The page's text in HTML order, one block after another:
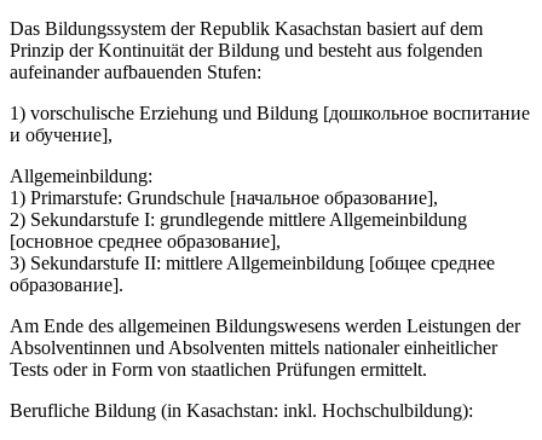
Das Bildungssystem der Republik Kasachstan basiert auf dem
Prinzip der Kontinuität der Bildung und besteht aus folgenden
aufeinander aufbauenden Stufen:
1) vorschulische Erziehung und Bildung [дошкольное воспитание
и обучение],
Allgemeinbildung:
1) Primarstufe: Grundschule [начальное образование],
2) Sekundarstufe I: grundlegende mittlere Allgemeinbildung
[основное среднее образование],
3) Sekundarstufe II: mittlere Allgemeinbildung [общее cреднее
образование].
Am Ende des allgemeinen Bildungswesens werden Leistungen der
Absolventinnen und Absolventen mittels nationaler einheitlicher
Tests oder in Form von staatlichen Prüfungen ermittelt.
Berufliche Bildung (in Kasachstan: inkl. Hochschulbildung):